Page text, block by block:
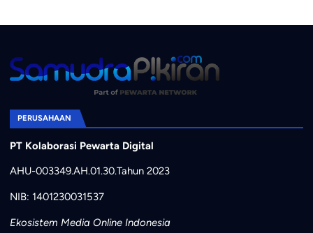
PERUSAHAAN
PT Kolaborasi Pewarta Digital
AHU-003349.AH.01.30.Tahun 2023
NIB: 1401230031537
Ekosistem Media Online Indonesia